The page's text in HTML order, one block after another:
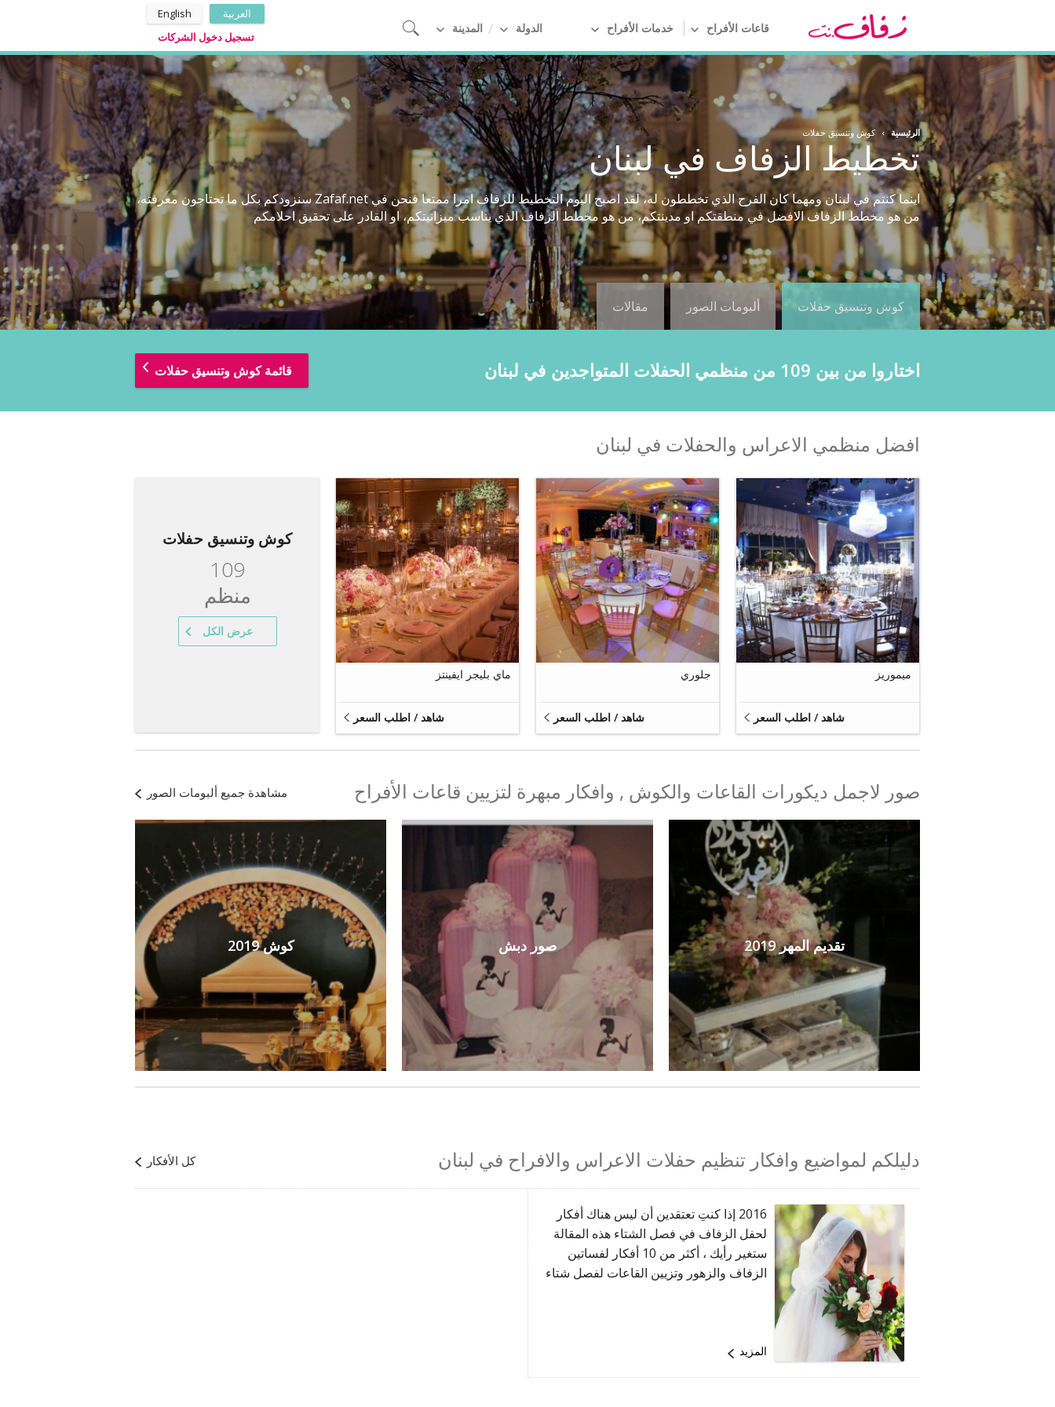
قاعات الأفراح خدمات الأفراح الدولة المدينة
العربية
English
تسجيل دخول الشركات
الرئيسية › كوش وتنسيق حفلات
تخطيط الزفاف في لبنان
اينما كنتم في لبنان ومهما كان الفرح الذي تخططون له، لقد اصبح اليوم التخطيط للزفاف امرا ممتعا فنحن في Zafaf.net سنزودكم بكل ما تحتاجون معرفته،
من هو مخطط الزفاف الافضل في منطقتكم او مدينتكم، من هو مخطط الزفاف الذي يناسب ميزانيتكم، او القادر على تحقيق احلامكم
كوش وتنسيق حفلات ألبومات الصور مقالات
اختاروا من بين 109 من منظمي الحفلات المتواجدين في لبنان قائمة كوش وتنسيق حفلات
افضل منظمي الاعراس والحفلات في لبنان
19
ميموريز
شاهد / اطلب السعر
15
1
جلوري
شاهد / اطلب السعر
ماي بليجر ايفينتز
شاهد / اطلب السعر
كوش وتنسيق حفلات
109
منظم
عرض الكل
صور لاجمل ديكورات القاعات والكوش , وافكار مبهرة لتزيين قاعات الأفراح مشاهدة جميع ألبومات الصور
تقديم المهر 2019 صور دبش كوش 2019
دليلكم لمواضيع وافكار تنظيم حفلات الاعراس والافراح في لبنان كل الأفكار
2016 إذا كنتِ تعتقدين أن ليس هناك أفكار
لحفل الزفاف في فصل الشتاء هذه المقالة
ستغير رأيك ، أكثر من 10 أفكار لفساتين
الزفاف والزهور وتزيين القاعات لفصل شتاء
المزيد